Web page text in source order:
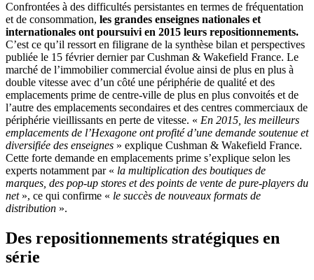
Confrontées à des difficultés persistantes en termes de fréquentation
et de consommation, les grandes enseignes nationales et
internationales ont poursuivi en 2015 leurs repositionnements.
C’est ce qu’il ressort en filigrane de la synthèse bilan et perspectives
publiée le 15 février dernier par Cushman & Wakefield France. Le
marché de l’immobilier commercial évolue ainsi de plus en plus à
double vitesse avec d’un côté une périphérie de qualité et des
emplacements prime de centre-ville de plus en plus convoités et de
l’autre des emplacements secondaires et des centres commerciaux de
périphérie vieillissants en perte de vitesse. « En 2015, les meilleurs
emplacements de l’Hexagone ont profité d’une demande soutenue et
diversifiée des enseignes » explique Cushman & Wakefield France.
Cette forte demande en emplacements prime s’explique selon les
experts notamment par « la multiplication des boutiques de
marques, des pop-up stores et des points de vente de pure-players du
net», ce qui confirme « le succès de nouveaux formats de
distribution ».
Des repositionnements stratégiques en
série